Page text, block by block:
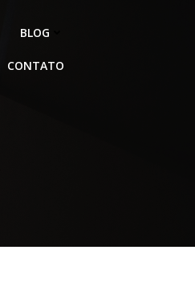
BLOG
CONTATO